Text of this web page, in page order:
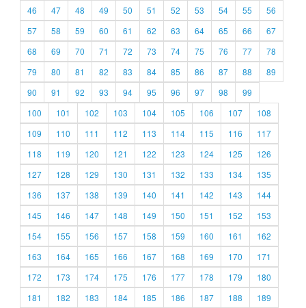
46
47 48 49 50 51 52 53 54 55
56
57
58 59 60 61 62 63 64 65 66
67
68
69 70 71 72 73 74 75 76 77
78
79
80 81 82 83 84 85 86 87 88
89
90
91 92 93 94 95 96 97 98
99
100
101 102 103 104 105 106 107
108
109
110 111 112 113 114 115 116
117
118
119 120 121 122 123 124 125
126
127
128 129 130 131 132 133 134
135
136
137 138 139 140 141 142 143
144
145
146 147 148 149 150 151 152
153
154
155 156 157 158 159 160 161
162
163
164 165 166 167 168 169 170
171
172
173 174 175 176 177 178 179
180
181
182 183 184 185 186 187 188
189